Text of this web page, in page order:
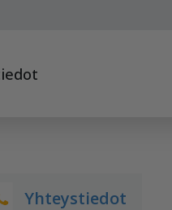
Yhteystiedot